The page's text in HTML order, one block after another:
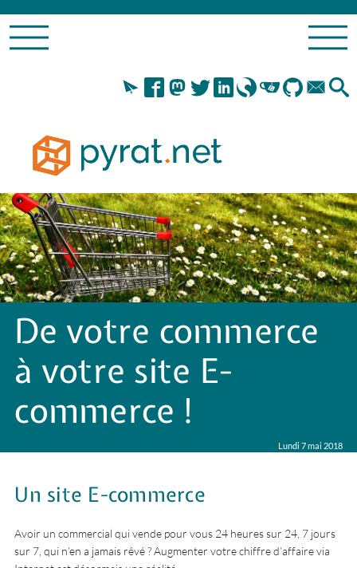
De votre commerce
à votre site E-
commerce !
Lundi 7 mai 2018
Un site E-commerce
Avoir un commercial qui vende pour vous 24 heures sur 24, 7 jours
sur 7, qui n’en a jamais rêvé ? Augmenter votre chiffre d’affaire via